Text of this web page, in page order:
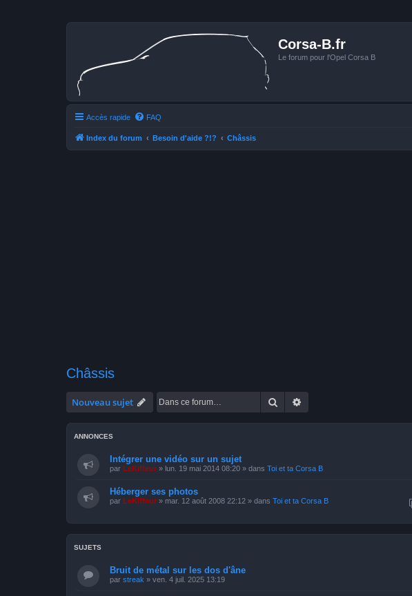
Corsa-B.fr
Le forum pour l'Opel Corsa B
Accès rapide FAQ
Index du forum Besoin d'aide ?!? Châssis
Châssis
Nouveau sujet Rechercher
ANNONCES
Intégrer une vidéo sur un sujet
par LeKiffeur » lun. 19 mai 2014 08:20 » dans Toi et ta Corsa B
Héberger ses photos
par LeKiffeur » mar. 12 août 2008 22:12 » dans Toi et ta Corsa B
SUJETS
Bruit de métal sur les dos d'âne
par streak » ven. 4 juil. 2025 13:19